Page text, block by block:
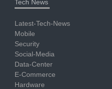
Tech News
Latest-Tech-News
Mobile
Security
Social-Media
Data-Center
E-Commerce
Hardware